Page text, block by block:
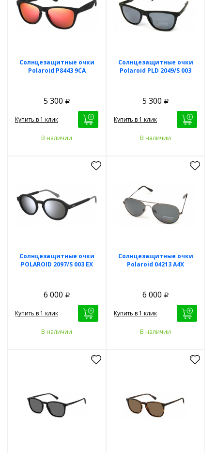
Солнцезащитные очки
Polaroid P8443 9CA
5 300 Р
Купить в 1 клик
В наличии
Солнцезащитные очки
Polaroid PLD 2049/S 003
5 300 Р
Купить в 1 клик
В наличии
Солнцезащитные очки
POLAROID 2097/S 003 EX
6 000 Р
Купить в 1 клик
В наличии
Солнцезащитные очки
Polaroid 04213 A4X
6 000 Р
Купить в 1 клик
В наличии